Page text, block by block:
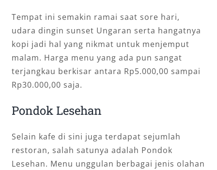
Tempat ini semakin ramai saat sore hari,
udara dingin sunset Ungaran serta hangatnya
kopi jadi hal yang nikmat untuk menjemput
malam. Harga menu yang ada pun sangat
terjangkau berkisar antara Rp5.000,00 sampai
Rp30.000,00 saja.
Pondok Lesehan
Selain kafe di sini juga terdapat sejumlah
restoran, salah satunya adalah Pondok
Lesehan. Menu unggulan berbagai jenis olahan